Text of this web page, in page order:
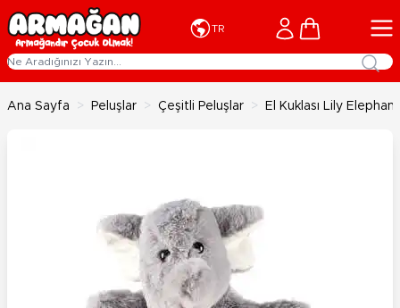
İçeriğe geç
TR Cart
Ana Sayfa > Peluşlar > Çeşitli Peluşlar > El Kuklası Lily